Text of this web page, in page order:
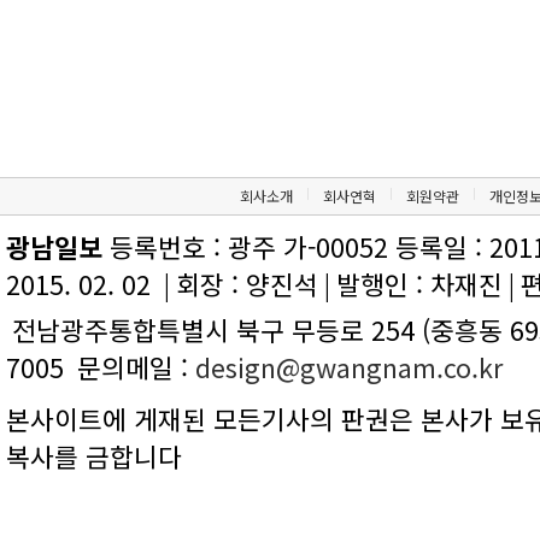
회사소개 회사연혁 회원약관 개인정
광남일보 등록번호 : 광주 가-00052 등록일 :
2015. 02. 02 | 회장 : 양진석 | 발행인 : 차재진 |
전남광주통합특별시 북구 무등로 254 (중흥동
7005 문의메일 : design@gwangnam.co.kr
본사이트에 게재된 모든기사의 판권은 본사가
복사를 금합니다